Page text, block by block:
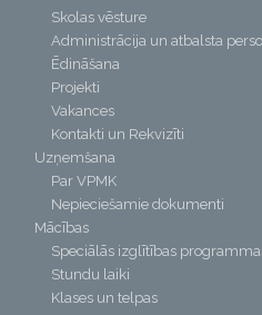
Skolas vēsture
Administrācija un atbalsta
Ēdināšana
Projekti
Vakances
Kontakti un Rekvizīti
Uzņemšana
Par VPMK
Nepieciešamie dokumenti
Mācības
Speciālās izglītības
Stundu laiki
Klases un telpas